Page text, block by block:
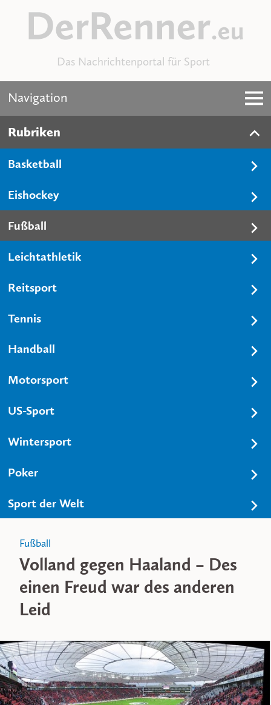
Das Nachrichtenportal für Sport
Navigation
Rubriken
Basketball
Eishockey
Fußball
Leichtathletik
Reitsport
Tennis
Handball
Motorsport
US-Sport
Wintersport
Poker
Sport der Welt
Fußball
Volland gegen Haaland – Des
einen Freud war des anderen
Leid